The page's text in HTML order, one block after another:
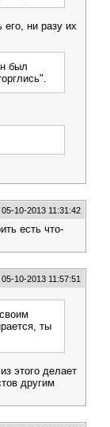
ни разу их
был
05-10-2013 11:31:42
есть что-
05-10-2013 11:57:51
ты
этого делает
другим